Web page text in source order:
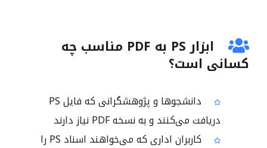
ابزار PS به PDF مناسب چه
کسانی است؟
دانشجوها و پژوهشگرانی که فایل PS
دریافت می‌کنند و به نسخه PDF نیاز دارند
کاربران اداری که می‌خواهند اسناد PS را